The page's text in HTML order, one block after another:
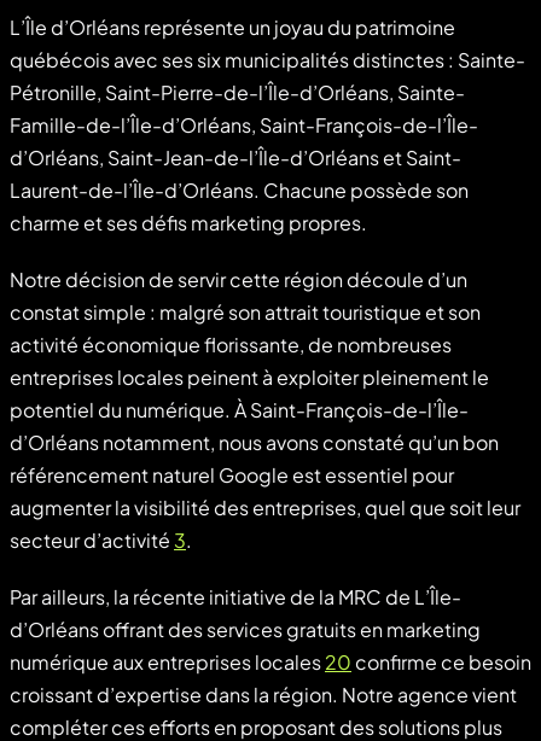
L’Île d’Orléans représente un joyau du patrimoine
québécois avec ses six municipalités distinctes : Sainte-
Pétronille, Saint-Pierre-de-l’Île-d’Orléans, Sainte-
Famille-de-l’Île-d’Orléans, Saint-François-de-l’Île-
d’Orléans, Saint-Jean-de-l’Île-d’Orléans et Saint-
Laurent-de-l’Île-d’Orléans. Chacune possède son
charme et ses défis marketing propres.
Notre décision de servir cette région découle d’un
constat simple : malgré son attrait touristique et son
activité économique florissante, de nombreuses
entreprises locales peinent à exploiter pleinement le
potentiel du numérique. À Saint-François-de-l’Île-
d’Orléans notamment, nous avons constaté qu’un bon
référencement naturel Google est essentiel pour
augmenter la visibilité des entreprises, quel que soit leur
secteur d’activité 3.
Par ailleurs, la récente initiative de la MRC de L’Île-
d’Orléans offrant des services gratuits en marketing
numérique aux entreprises locales20 confirme ce besoin
croissant d’expertise dans la région. Notre agence vient
compléter ces efforts en proposant des solutions plus